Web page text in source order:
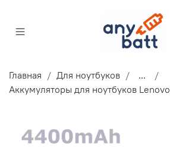
Главная Для ноутбуков
...
Аккумуляторы для ноутбуков Lenovo